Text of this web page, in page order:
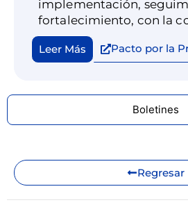
Boletines
implementación,
fortalecimiento, con la
que poner a la primera
centro es construir un
Leer Más Pacto por la
Regresar